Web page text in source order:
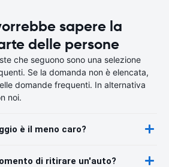
sapere la
delle persone
che seguono sono una selezione
Se la domanda non è elencata,
domande frequenti. In alternativa
noi.
è il meno caro?
di ritirare un'auto?